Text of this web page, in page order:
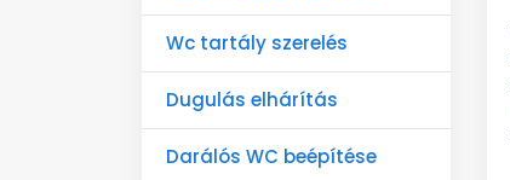
Wc tartály szerelés
Dugulás elhárítás
Darálós WC beépítése